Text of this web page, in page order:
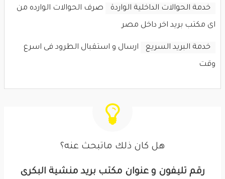
خدمة الحوالات الداخلية الواردة
صرف الحوالات الوارده من
اى مكتب بريد اخر داخل مصر
خدمة البريد السريع
ارسال و استقبال الطرود فى اسرع
وقت
هل كان ذلك ماتبحث عنه؟
رقم تليفون و عنوان مكتب بريد منشية البكرى